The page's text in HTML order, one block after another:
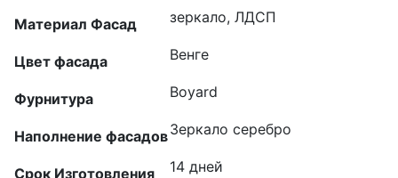
Материал Фасад зеркало, ЛДСП
Цвет фасада Венге
Фурнитура Boyard
Наполнение фасадовЗеркало серебро
Срок Изготовления 14 дней